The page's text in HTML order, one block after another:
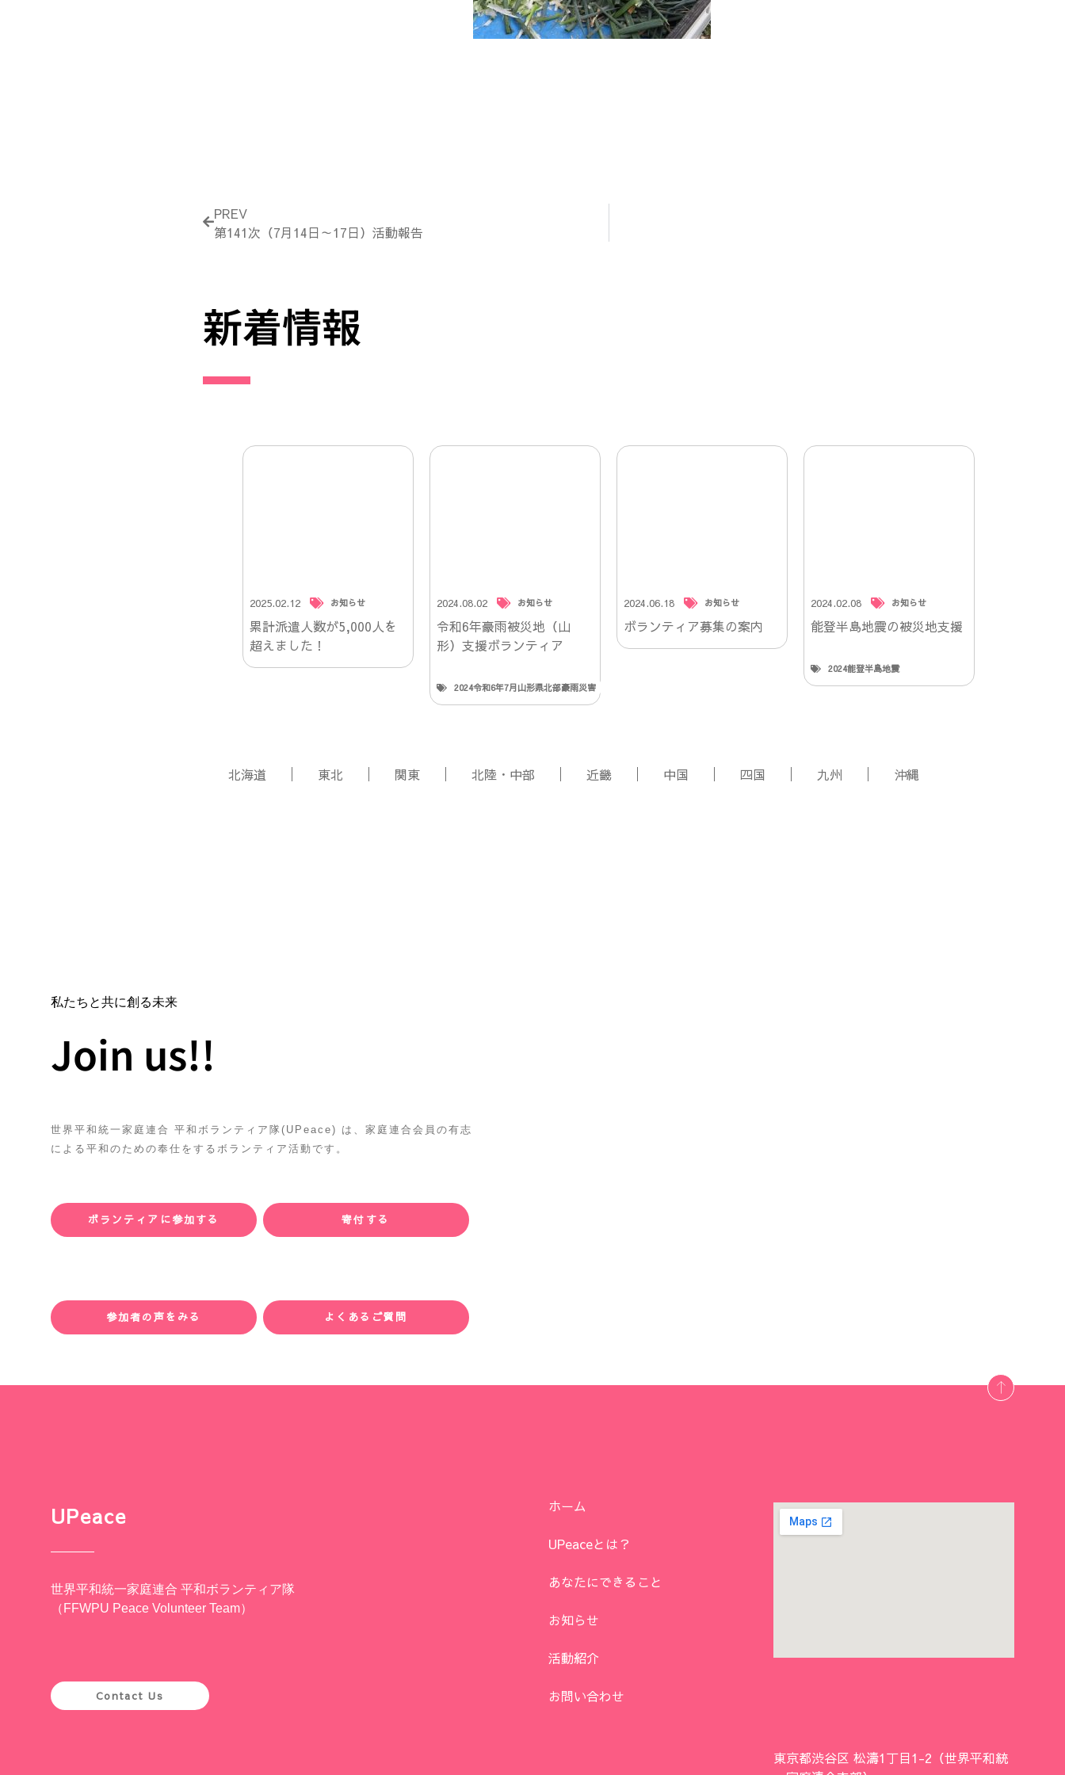
PREV
第141次（7月14日～17日）活動報告
新着情報
2025.02.12 お知らせ
累計派遣人数が5,000人を
超えました！
2024.08.02 お知らせ
令和6年豪雨被災地（山
形）支援ボランティア
2024令和6年7月山形県北部豪雨災害
2024.06.18 お知らせ
ボランティア募集の案内
2024.02.08 お知らせ
能登半島地震の被災地支援
2024能登半島地震
北海道 東北 関東 北陸・中部 近畿 中国 四国 九州 沖縄
私たちと共に創る未来
Join us!!
世界平和統一家庭連合 平和ボランティア隊(UPeace) は、家庭連合会員の有志
による平和のための奉仕をするボランティア活動です。
ボランティアに参加する 寄付する
参加者の声をみる よくあるご質問
UPeace
世界平和統一家庭連合 平和ボランティア隊
（FFWPU Peace Volunteer Team）
Contact Us
ホーム
UPeaceとは？
あなたにできること
お知らせ
活動紹介
お問い合わせ
東京都渋谷区 松濤1丁目1-2（世界平和統